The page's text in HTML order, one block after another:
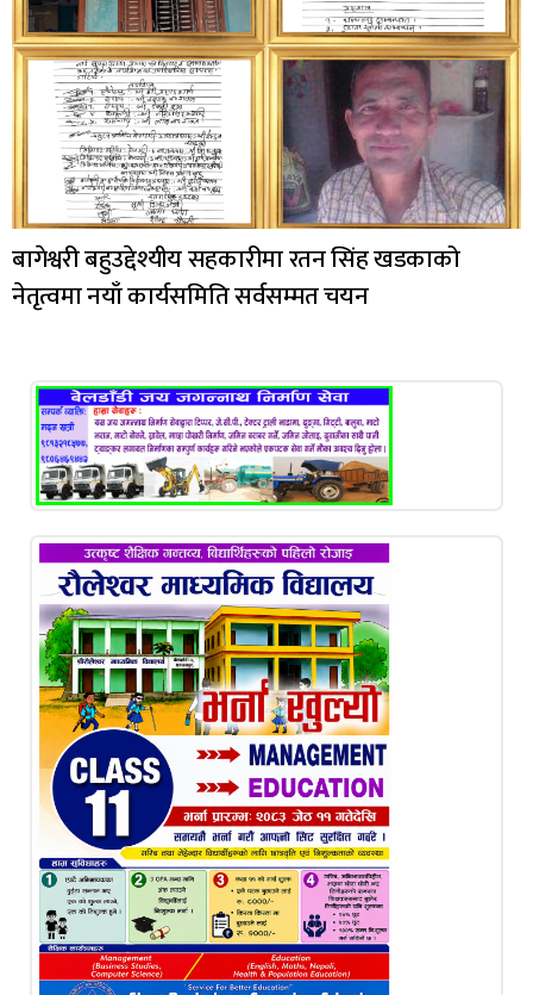
बागेश्वरी बहुउद्देश्यीय सहकारीमा रतन सिंह खडकाको
नेतृत्वमा नयाँ कार्यसमिति सर्वसम्मत चयन